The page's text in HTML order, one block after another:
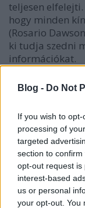
Blog - Do Not
If you wish to
processing of
targeted
section to
opt-out request is
interest-based
us or personal
your opt-out. You
teljesen
hogy minden
(Rosario
ki tudja szedni
információkat.